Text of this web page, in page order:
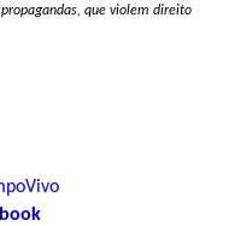
que violem direito